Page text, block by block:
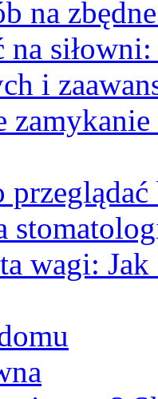
na
na
i
wagi: